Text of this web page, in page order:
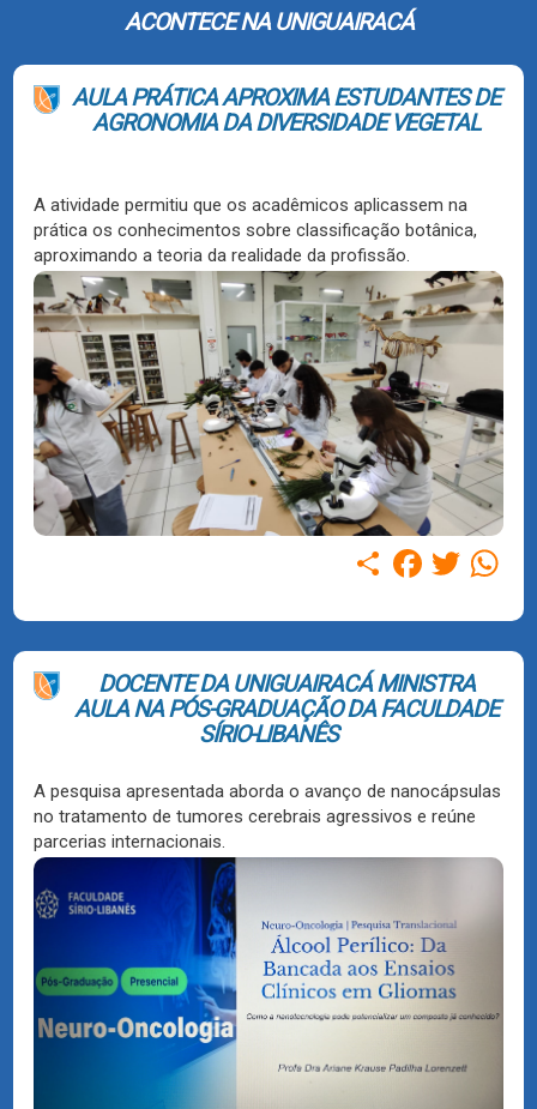
ACONTECE NA UNIGUAIRACÁ
AULA PRÁTICA APROXIMA ESTUDANTES DE
AGRONOMIA DA DIVERSIDADE VEGETAL
A atividade permitiu que os acadêmicos aplicassem na
prática os conhecimentos sobre classificação botânica,
aproximando a teoria da realidade da profissão.
Compartilhar
Facebook
Twitter
DOCENTE DA UNIGUAIRACÁ MINISTRA
AULA NA PÓS-GRADUAÇÃO DA FACULDADE
SÍRIO-LIBANÊS
A pesquisa apresentada aborda o avanço de nanocápsulas
no tratamento de tumores cerebrais agressivos e reúne
parcerias internacionais.